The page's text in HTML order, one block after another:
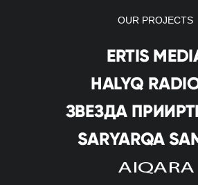
OUR PROJECTS